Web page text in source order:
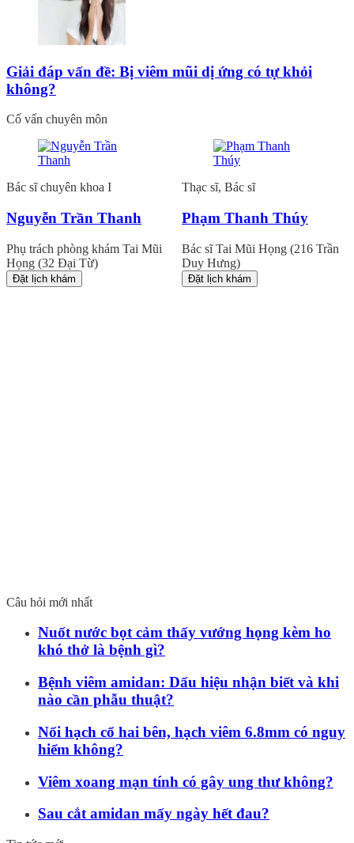
Giải đáp vấn đề: Bị viêm mũi dị ứng có tự khỏi
không?
Cố vấn chuyên môn
Bác sĩ chuyên khoa I
Nguyễn Trần Thanh
Phụ trách phòng khám Tai Mũi
Họng (32 Đại Từ)
Đặt lịch khám
Thạc sĩ, Bác sĩ
Phạm Thanh Thúy
Bác sĩ Tai Mũi Họng (216 Trần
Duy Hưng)
Đặt lịch khám
Câu hỏi mới nhất
Nuốt nước bọt cảm thấy vướng họng kèm ho
khó thở là bệnh gì?
Bệnh viêm amidan: Dấu hiệu nhận biết và khi
nào cần phẫu thuật?
Nổi hạch cổ hai bên, hạch viêm 6.8mm có nguy
hiểm không?
Viêm xoang mạn tính có gây ung thư không?
Sau cắt amidan mấy ngày hết đau?